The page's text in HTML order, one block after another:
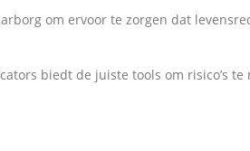
om ervoor te zorgen dat
biedt de juiste tools om risico’s